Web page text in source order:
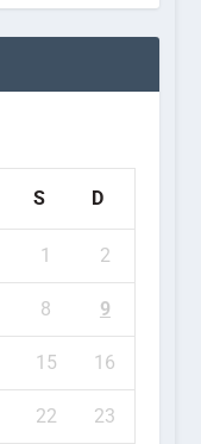
S D
1 2
8 9
15 16
22 23